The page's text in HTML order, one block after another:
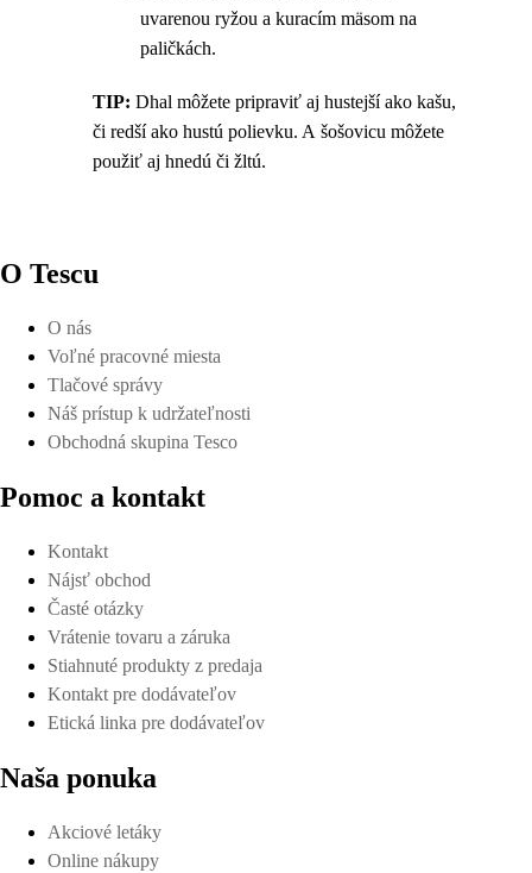
uvarenou ryžou a kuracím mäsom na
paličkách.
TIP: Dhal môžete pripraviť aj hustejší ako kašu,
či redší ako hustú polievku. A šošovicu môžete
použiť aj hnedú či žltú.
O Tescu
O nás
Voľné pracovné miesta
Tlačové správy
Náš prístup k udržateľnosti
Obchodná skupina Tesco
Pomoc a kontakt
Kontakt
Nájsť obchod
Časté otázky
Vrátenie tovaru a záruka
Stiahnuté produkty z predaja
Kontakt pre dodávateľov
Etická linka pre dodávateľov
Naša ponuka
Akciové letáky
Online nákupy